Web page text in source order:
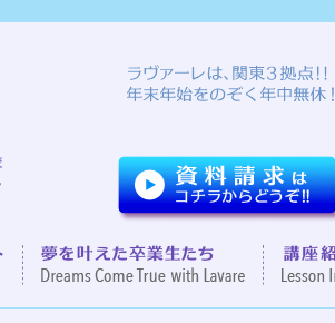
て７つのポイント 夢を叶え